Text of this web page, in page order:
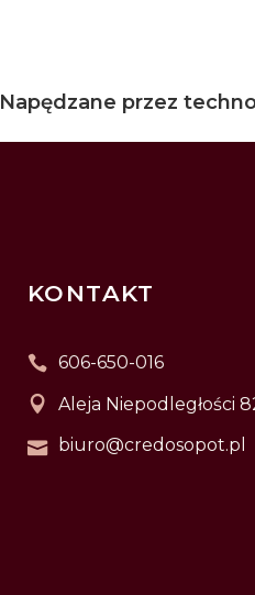
Napędzane przez
KONTAKT
606-650-016
Aleja Niepodległości
biuro@credosopot.pl